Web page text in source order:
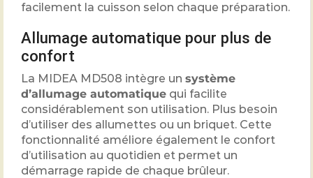
facilement la cuisson selon chaque préparation.
Allumage automatique pour plus de
confort
La MIDEA MD508 intègre un système
d’allumage automatique qui facilite
considérablement son utilisation. Plus besoin
d’utiliser des allumettes ou un briquet. Cette
fonctionnalité améliore également le confort
d’utilisation au quotidien et permet un
démarrage rapide de chaque brûleur.